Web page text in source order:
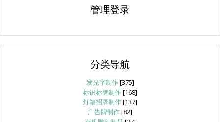
管理登录
分类导航
发光字制作[375]
标识标牌制作[168]
灯箱招牌制作[137]
广告牌制作[82]